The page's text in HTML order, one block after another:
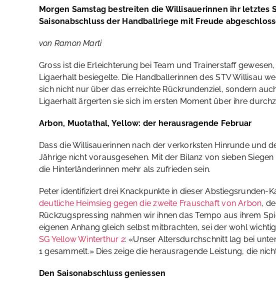
Morgen Samstag bestreiten die Willisauerinnen ihr
Saisonabschluss der Handballriege mit Freude
von Ramon Marti
Gross ist die Erleichterung bei Team und Trainerstaff
Ligaerhalt besiegelte. Die Handballerinnen des STV Willisau
sich nicht nur über das erreichte Rückrundenziel, sondern
Ligaerhalt ärgerten sie sich im ersten Moment über ihre
Arbon, Muotathal, Yellow: der herausragende Februar
Dass die Willisauerinnen nach der verkorksten Hinrunde und
Jährige nicht vorausgesehen. Mit der Bilanz von sieben
die Hinterländerinnen mehr als zufrieden sein.
Peter identifiziert drei Knackpunkte in dieser
deutliche Heimsieg gegen die zweite Frauschaft von Arbon,
Rückzugspressing nahmen wir ihnen das Tempo aus ihrem
eigenen Anhang gleich selbst mitbrachten, sei der wohl
SG Yellow Winterthur 2: «Unser Altersdurchschnitt lag bei
1 gesammelt.» Dies zeige die herausragende Leistung, die
Den Saisonabschluss geniessen